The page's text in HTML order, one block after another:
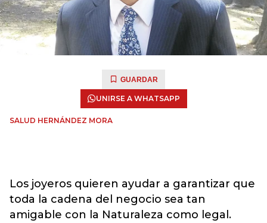
GUARDAR
UNIRSE A WHATSAPP
SALUD HERNÁNDEZ MORA
Los joyeros quieren ayudar a garantizar que
toda la cadena del negocio sea tan
amigable con la Naturaleza como legal.